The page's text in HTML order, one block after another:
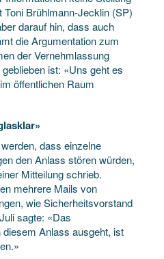
Brühlmann-Jecklin (SP)
darauf hin, dass auch
die Argumentation zum
der Vernehmlassung
ist: «Uns geht es
öffentlichen Raum
dass einzelne
den Anlass stören würden,
Mitteilung schrieb.
mehrere Mails von
wie Sicherheitsvorstand
sagte: «Das
Anlass ausgeht, ist